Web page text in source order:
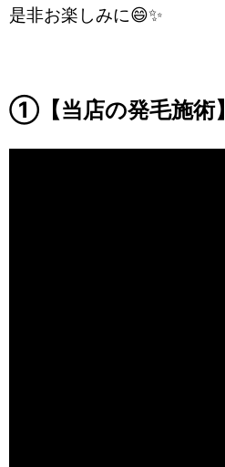
是非お楽しみに😄✨
①【当店の発毛施術】